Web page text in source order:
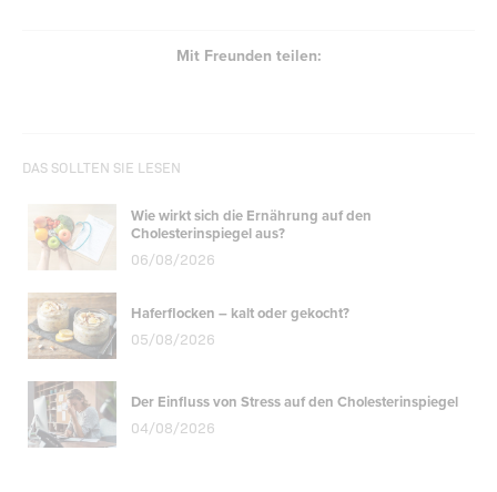
Mit Freunden teilen:
DAS SOLLTEN SIE LESEN
Wie wirkt sich die Ernährung auf den
Cholesterinspiegel aus?
06/08/2026
Haferflocken – kalt oder gekocht?
05/08/2026
Der Einfluss von Stress auf den Cholesterinspiegel
04/08/2026